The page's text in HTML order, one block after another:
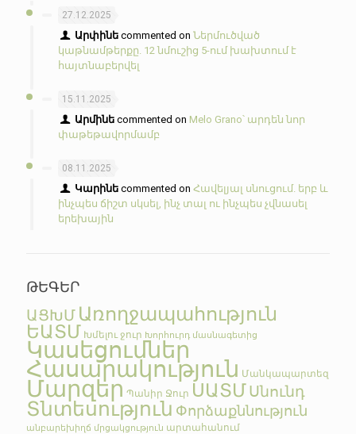
27.12.2025
Արփինե commented onՆերմուծված
կաթնամթերքը. 12 նմուշից 5-ում խախտում է
հայտնաբերվել
15.11.2025
Արմինե commented on Melo Grano՝ արդեն նոր
փաթեթավորմամբ
08.11.2025
Կարինե commented onՀավելյալ սնուցում. երբ և
ինչպես ճիշտ սկսել, ինչ տալ ու ինչպես չվնասել
երեխային
ԹԵԳԵՐ
ԱՑԽՄ Առողջապահություն
ԵԱՏՄ Խմելու ջուր Խորհուրդ մասնագետից
Կասեցումներ
Հասարակություն Մանկապարտեզ
Մարզեր Պանիր Ջուր ՍԱՏՄՍնունդ
Տնտեսություն Փորձաքննություն
անբարեխիղճ մրցակցություն արտահանում